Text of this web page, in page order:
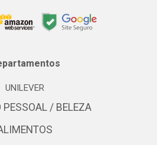
UNILEVER
PESSOAL / BELEZA